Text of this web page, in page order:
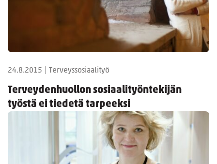
24.8.2015 Terveyssosiaalityö
Terveydenhuollon sosiaalityöntekijän
työstä ei tiedetä tarpeeksi